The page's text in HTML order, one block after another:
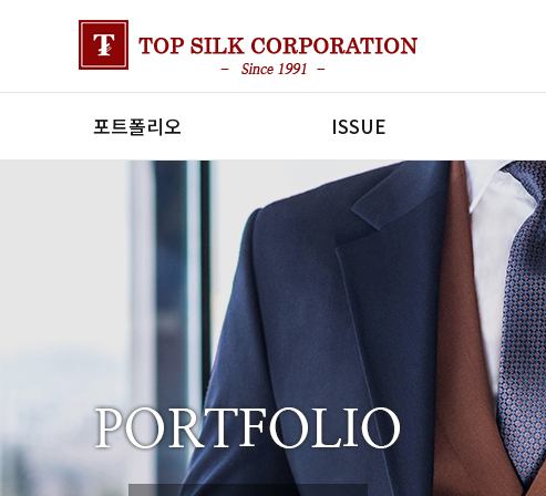
포트폴리오 ISSUE